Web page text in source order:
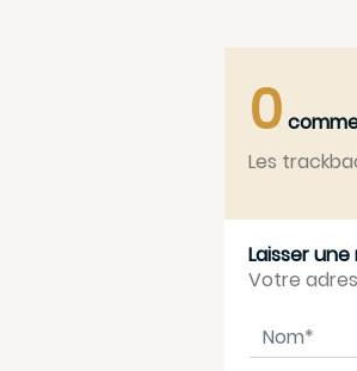
0
Les
Laisser
Votre
Nom*